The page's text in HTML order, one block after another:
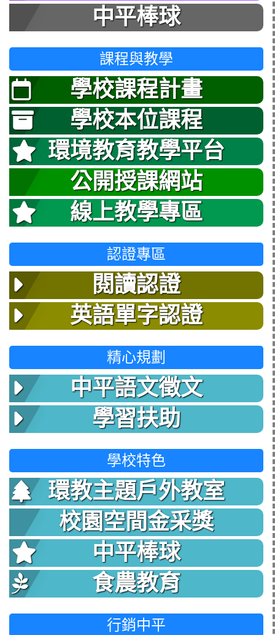
中平棒球
課程與教學
學校課程計畫
學校本位課程
環境教育教學平台
公開授課網站
線上教學專區
認證專區
閱讀認證
英語單字認證
精心規劃
中平語文徵文
學習扶助
學校特色
環教主題戶外教室
校園空間金采獎
中平棒球
食農教育
行銷中平